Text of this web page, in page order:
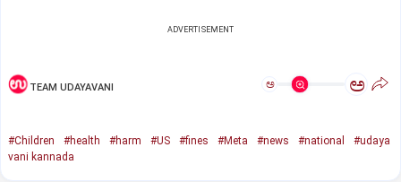
ADVERTISEMENT
TEAM UDAYAVANI ಅ ಅ
#Children #health #harm #US #fines #Meta #news #national
#udaya
vani kannada